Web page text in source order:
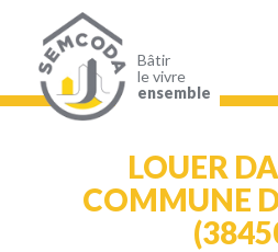
contenu
principal
Bâtir
le vivre
ensemble
LOUER
COMMUNE